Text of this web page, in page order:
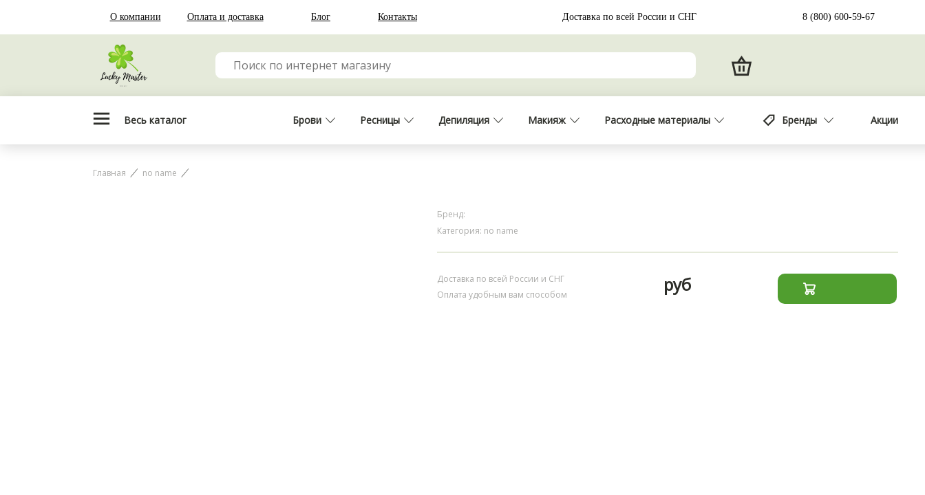
Главная no name
Бренд:
Категория: no name
Доставка по всей России и СНГ
Оплата удобным вам способом
руб
О компании Оплата и доставка Блог Контакты Доставка по всей России и СНГ 8 (800) 600-59-67
Весь каталог Брови Ресницы Депиляция Макияж Расходные материалы Бренды Акции